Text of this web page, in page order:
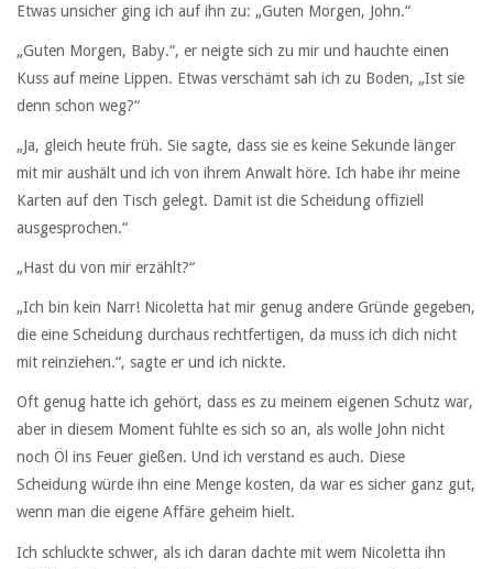
Etwas unsicher ging ich auf ihn zu: „Guten Morgen, John.“
„Guten Morgen, Baby.“, er neigte sich zu mir und hauchte einen
Kuss auf meine Lippen. Etwas verschämt sah ich zu Boden, „Ist sie
denn schon weg?“
„Ja, gleich heute früh. Sie sagte, dass sie es keine Sekunde länger
mit mir aushält und ich von ihrem Anwalt höre. Ich habe ihr meine
Karten auf den Tisch gelegt. Damit ist die Scheidung offiziell
ausgesprochen.“
„Hast du von mir erzählt?“
„Ich bin kein Narr! Nicoletta hat mir genug andere Gründe gegeben,
die eine Scheidung durchaus rechtfertigen, da muss ich dich nicht
mit reinziehen.“, sagte er und ich nickte.
Oft genug hatte ich gehört, dass es zu meinem eigenen Schutz war,
aber in diesem Moment fühlte es sich so an, als wolle John nicht
noch Öl ins Feuer gießen. Und ich verstand es auch. Diese
Scheidung würde ihn eine Menge kosten, da war es sicher ganz gut,
wenn man die eigene Affäre geheim hielt.
Ich schluckte schwer, als ich daran dachte mit wem Nicoletta ihn